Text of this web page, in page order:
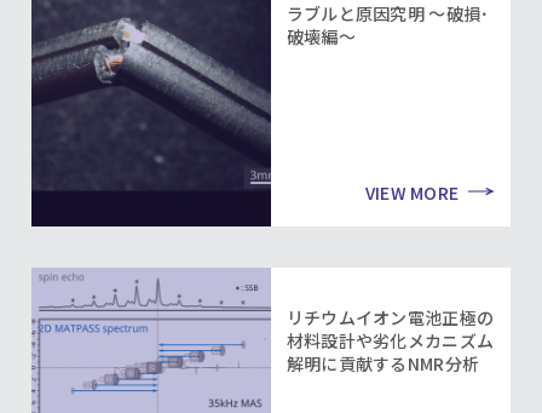
ラブルと原因究明 ～破損･
破壊編～
VIEW MORE
リチウムイオン電池正極の
材料設計や劣化メカニズム
解明に貢献するNMR分析